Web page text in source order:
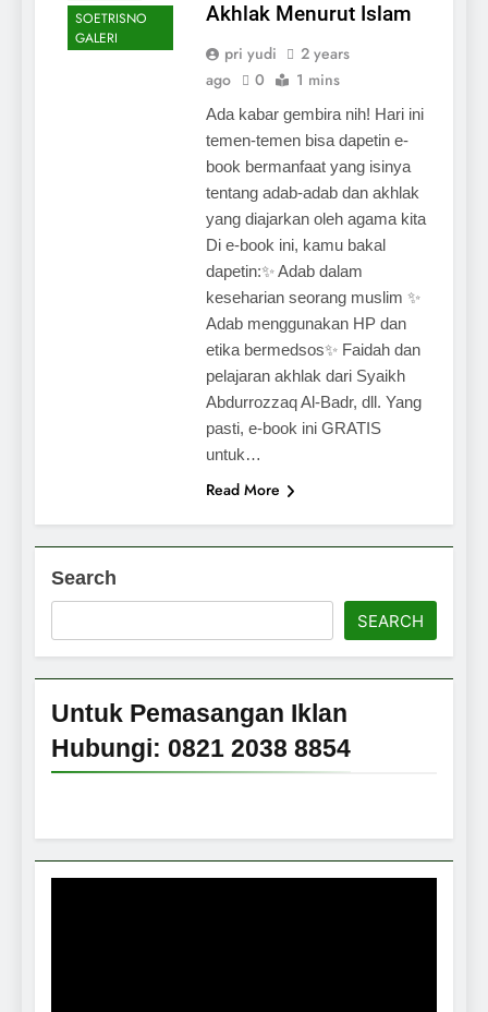
SOETRISNO
GALERI
Akhlak Menurut Islam
pri yudi
2 years
ago
0 1 mins
Ada kabar gembira nih! Hari ini
temen-temen bisa dapetin e-
book bermanfaat yang isinya
tentang adab-adab dan akhlak
yang diajarkan oleh agama kita
Di e-book ini, kamu bakal
dapetin:✨ Adab dalam
keseharian seorang muslim ✨
Adab menggunakan HP dan
etika bermedsos✨ Faidah dan
pelajaran akhlak dari Syaikh
Abdurrozzaq Al-Badr, dll. Yang
pasti, e-book ini GRATIS
untuk…
Read More
Search
SEARCH
Untuk Pemasangan Iklan
Hubungi: 0821 2038 8854